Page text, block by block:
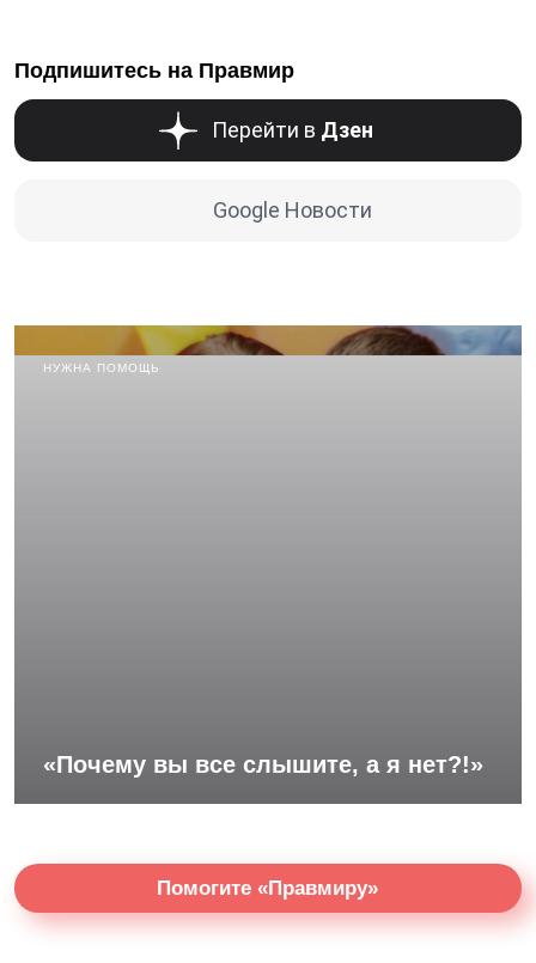
Подпишитесь на Правмир
Перейти в Дзен
Google Новости
НУЖНА ПОМОЩЬ
«Почему вы все слышите, а я нет?!»
Помогите «Правмиру»